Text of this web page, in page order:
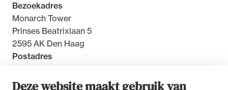
Deze website maakt gebruik van
Bezoekadres
Monarch Tower
Prinses Beatrixlaan 5
2595 AK Den Haag
Postadres
2500 GW Den Haag